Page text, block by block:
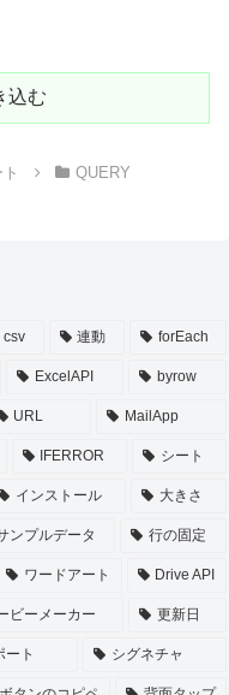
込む
QUERY
csv 連動 forEach
ExcelAPI byrow
URL MailApp
IFERROR シート
インストール 大きさ
ンプルデータ 行の固定
ワードアート Drive API
ビーメーカー 更新日
ト シグネチャ